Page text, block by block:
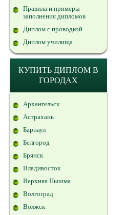
Правила и примеры
заполнения дипломов
Диплом с проводкой
Диплом училища
КУПИТЬ ДИПЛОМ В
ГОРОДАХ
Архангельск
Астрахань
Барнаул
Белгород
Брянск
Владивосток
Верхняя Пышма
Волгоград
Волжск